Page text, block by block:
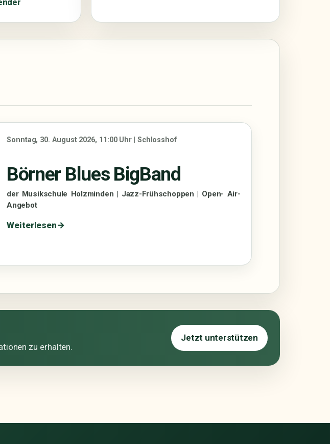
Sonntag, 30. August 2026, 11:00 Uhr | Schlosshof
Börner Blues BigBand
der Musikschule Holzminden | Jazz-Frühschoppen | Open- Air-
Angebot
Weiterlesen
zu erhalten.
Jetzt unterstützen